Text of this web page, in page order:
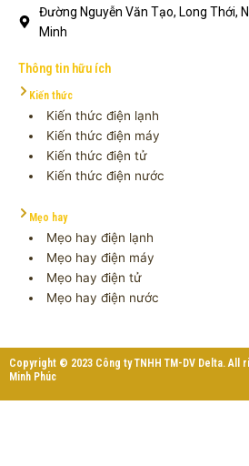
Đường Nguyễn Văn Tạo, Long Thới,
Minh
Thông tin hữu ích
Kiến thức
Kiến thức điện lạnh
Kiến thức điện máy
Kiến thức điện tử
Kiến thức điện nước
Mẹo hay
Mẹo hay điện lạnh
Mẹo hay điện máy
Mẹo hay điện tử
Mẹo hay điện nước
Copyright © 2023 Công ty TNHH TM-DV Delta. All
Minh Phúc